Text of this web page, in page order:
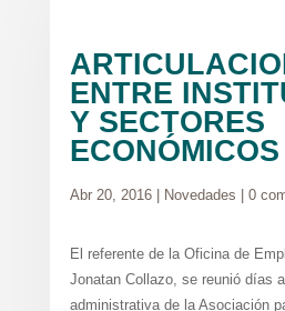
ENTRE
Y SECTORES
ECONÓMICOS
Abr 20, 2016| Novedades 0
El referente de la Oficina de
Jonatan Collazo, se reunió días
administrativa de la Asociación